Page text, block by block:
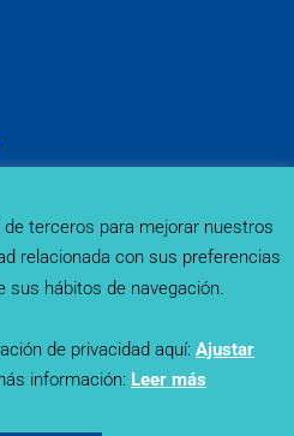
terceros para mejorar nuestros
relacionada con sus preferencias
sus hábitos de navegación.
de privacidad aquí: Ajustar
información: Leer más